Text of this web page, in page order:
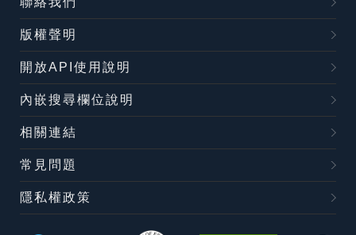
版權聲明
開放API使用說明
內嵌搜尋欄位說明
相關連結
常見問題
隱私權政策